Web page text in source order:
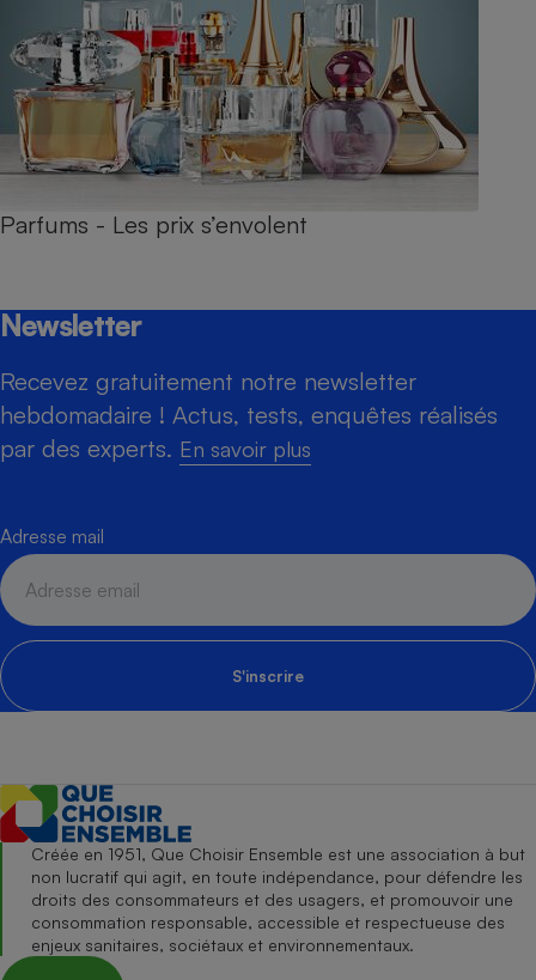
Parfums - Les prix s’envolent
Newsletter
Recevez gratuitement notre newsletter
hebdomadaire ! Actus, tests, enquêtes réalisés
par des experts. En savoir plus
Adresse mail
S'inscrire
Créée en 1951, Que Choisir Ensemble est une association à but
non lucratif qui agit, en toute indépendance, pour défendre les
droits des consommateurs et des usagers, et promouvoir une
consommation responsable, accessible et respectueuse des
enjeux sanitaires, sociétaux et environnementaux.